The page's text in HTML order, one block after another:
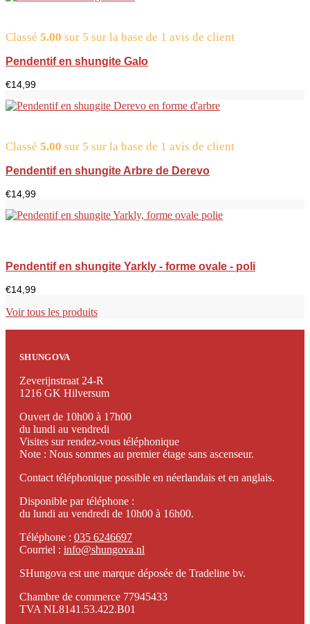
Classé 5.00 sur 5 sur la base de 1 avis de client
Pendentif en shungite Galo
€14,99
Classé 5.00 sur 5 sur la base de 1 avis de client
Pendentif en shungite Arbre de Derevo
€14,99
Pendentif en shungite Yarkly - forme ovale - poli
€14,99
Voir tous les produits
SHUNGOVA
Zeverijnstraat 24-R
1216 GK Hilversum
Ouvert de 10h00 à 17h00
du lundi au vendredi
Visites sur rendez-vous téléphonique
Note : Nous sommes au premier étage sans ascenseur.
Contact téléphonique possible en néerlandais et en anglais.
Disponible par téléphone :
du lundi au vendredi de 10h00 à 16h00.
Téléphone : 035 6246697
Courriel : info@shungova.nl
SHungova est une marque déposée de Tradeline bv.
Chambre de commerce 77945433
TVA NL8141.53.422.B01